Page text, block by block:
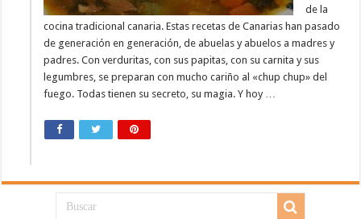
de la
cocina tradicional canaria. Estas recetas de Canarias han pasado
de generación en generación, de abuelas y abuelos a madres y
padres. Con verduritas, con sus papitas, con su carnita y sus
legumbres, se preparan con mucho cariño al «chup chup» del
fuego. Todas tienen su secreto, su magia. Y hoy …